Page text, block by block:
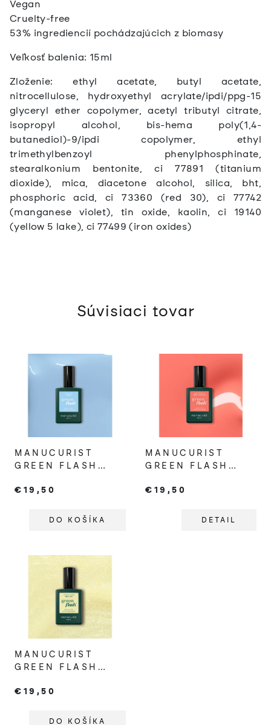
Vegan
Cruelty-free
53% ingrediencií pochádzajúcich z biomasy
Veľkosť balenia: 15ml
Zloženie:ethyl acetate, butyl acetate,
nitrocellulose, hydroxyethyl acrylate/ipdi/ppg-15
glyceryl ether copolymer, acetyl tributyl citrate,
isopropyl alcohol, bis-hema poly(1,4-
butanediol)-9/ipdi copolymer, ethyl
trimethylbenzoyl phenylphosphinate,
stearalkonium bentonite, ci 77891 (titanium
dioxide), mica, diacetone alcohol, silica, bht,
phosphoric acid, ci 73360 (red 30), ci 77742
(manganese violet), tin oxide, kaolin, ci 19140
(yellow 5 lake), ci 77499 (iron oxides)
Súvisiaci tovar
MANUCURIST
GREEN FLASH
NECHTY BUBBLE
€19,50
DO KOŠÍKA
MANUCURIST
GREEN FLASH
NECHTY BIRD OF
€19,50
DETAIL
MANUCURIST
GREEN FLASH
NECHTY
€19,50
DO KOŠÍKA